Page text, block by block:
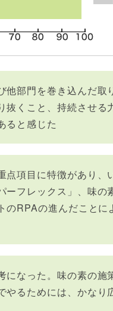
他部門を巻き込んだ取
くこと、持続させる
ると感じた
点項目に特徴があり、
ーフレックス」、味の
のRPAの進んだことに
になった。味の素の施
やるためには、かなり